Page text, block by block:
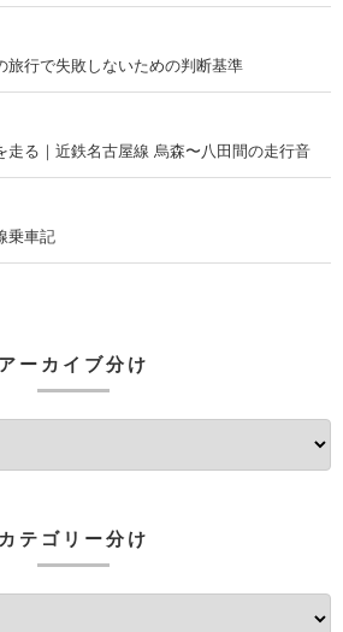
旅行で失敗しないための判断基準
走る｜近鉄名古屋線 烏森〜八田間の走行音
乗車記
アーカイブ分け
カテゴリー分け